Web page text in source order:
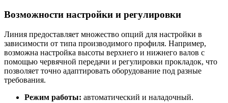
Возможности настройки и регулировки
Линия предоставляет множество опций для настройки в
зависимости от типа производимого профиля. Например,
возможна настройка высоты верхнего и нижнего валов с
помощью червячной передачи и регулировки прокладок, что
позволяет точно адаптировать оборудование под разные
требования.
Режим работы: автоматический и наладочный.